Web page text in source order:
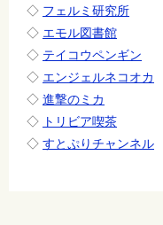
◇ フェルミ研究所
◇ エモル図書館
◇ テイコウペンギン
◇ エンジェルネコオカ
◇ 進撃のミカ
◇ トリビア喫茶
◇ すとぷりチャンネル